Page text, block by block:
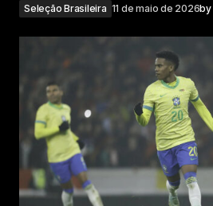
Seleção Brasileira 11 de maio de 2026by